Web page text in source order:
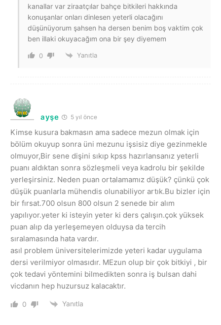
kanallar var ziraatçılar bahçe bitkileri hakkında
konuşanlar onları dinlesen yeterli olacağını
düşünüyorum şahsen ha dersen benim boş vaktim çok
ben illaki okuyacağım ona bir şey diyemem
0 Yanıtla
ayşe 5 yıl önce
Kimse kusura bakmasın ama sadece mezun olmak için
bölüm okuyup sonra üni mezunu işsisiz diye gezinmekle
olmuyor,Bir sene dişini sıkıp kpss hazırlansanız yeterli
puanı aldıktan sonra sözleşmeli veya kadrolu bir şekilde
yerleşirsiniz. Neden puan ortalamamız düşük? çünkü çok
düşük puanlarla mühendis olunabiliyor artık.Bu bizler için
bir fırsat.700 olsun 800 olsun 2 senede bir alım
yapılıyor.yeter ki isteyin yeter ki ders çalışın.çok yüksek
puan alıp da yerleşemeyen olduysa da tercih
sıralamasında hata vardır.
asıl problem üniversitelerimizde yeteri kadar uygulama
dersi verilmiyor olmasıdır. MEzun olup bir çok bitkiyi , bir
çok tedavi yöntemini bilmedikten sonra iş bulsan dahi
vicdanın hep huzursuz kalacaktır.
0 Yanıtla